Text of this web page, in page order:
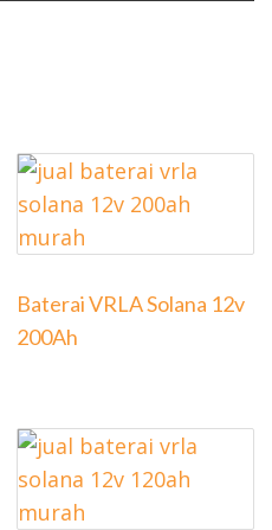
Baterai VRLA Solana 12v
200Ah